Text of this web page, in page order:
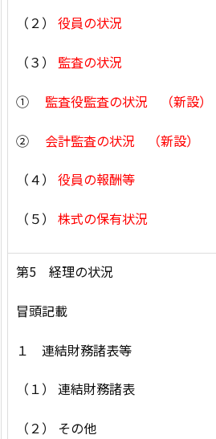
（２） 役員の状況
（３） 監査の状況
① 監査役監査の状況 （新設）
② 会計監査の状況 （新設）
（４） 役員の報酬等
（５） 株式の保有状況
第5 経理の状況
冒頭記載
１ 連結財務諸表等
（１） 連結財務諸表
（２） その他